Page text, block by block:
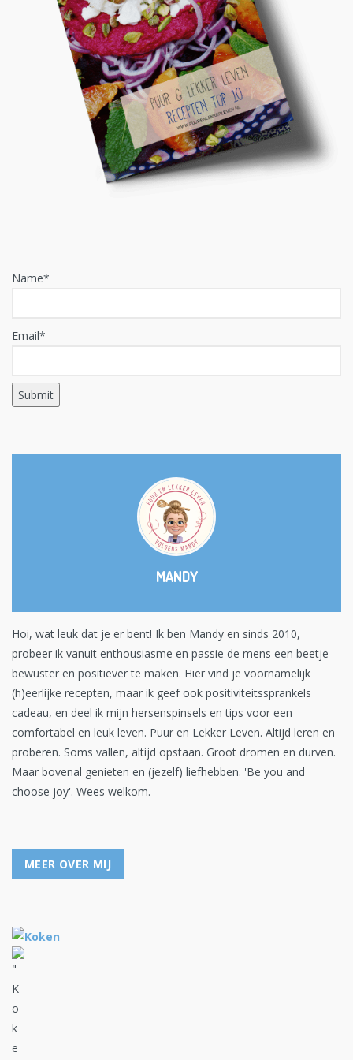
Name*
Email*
MANDY
Hoi, wat leuk dat je er bent! Ik ben Mandy en sinds 2010,
probeer ik vanuit enthousiasme en passie de mens een beetje
bewuster en positiever te maken. Hier vind je voornamelijk
(h)eerlijke recepten, maar ik geef ook positiviteitssprankels
cadeau, en deel ik mijn hersenspinsels en tips voor een
comfortabel en leuk leven. Puur en Lekker Leven. Altijd leren en
proberen. Soms vallen, altijd opstaan. Groot dromen en durven.
Maar bovenal genieten en (jezelf) liefhebben. 'Be you and
choose joy'. Wees welkom.
MEER OVER MIJ